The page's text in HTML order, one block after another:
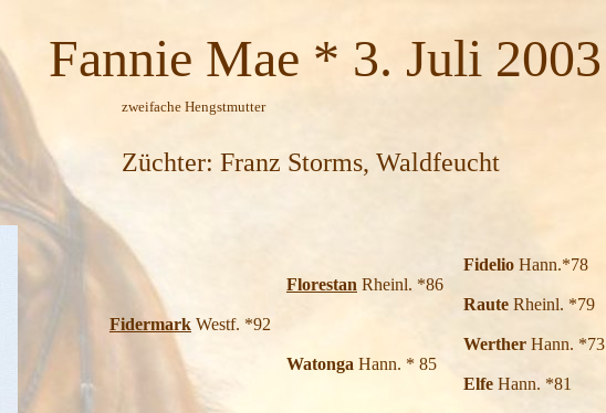
* 3. Juli 2003
Storms, Waldfeucht
Fidelio Hann.*78
Florestan Rheinl. *86
Raute Rheinl. *79
Fidermark Westf. *92
Werther Hann. *73
Watonga Hann. * 85
Elfe Hann. *81